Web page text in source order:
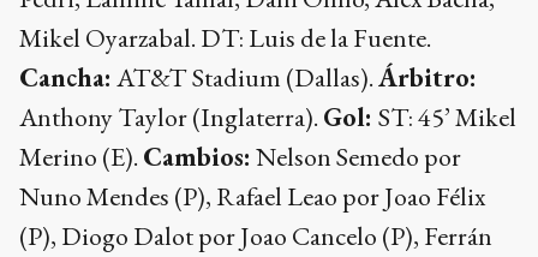
Mikel Oyarzabal. DT: Luis de la Fuente.
Cancha: AT&T Stadium (Dallas).Árbitro:
Anthony Taylor (Inglaterra). Gol: ST: 45’ Mikel
Merino (E). Cambios: Nelson Semedo por
Nuno Mendes (P), Rafael Leao por Joao Félix
(P), Diogo Dalot por Joao Cancelo (P), Ferrán